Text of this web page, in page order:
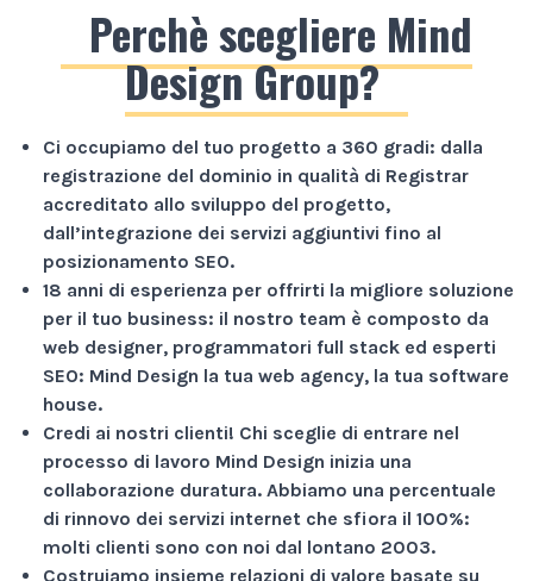
Perchè scegliere Mind
Design Group?
Ci occupiamo del tuo progetto a 360 gradi: dalla
registrazione del dominio in qualità di Registrar
accreditato allo sviluppo del progetto,
dall’integrazione dei servizi aggiuntivi fino al
posizionamento SEO.
18 anni di esperienza per offrirti la migliore soluzione
per il tuo business: il nostro team è composto da
web designer, programmatori full stack ed esperti
SEO: Mind Design la tua web agency, la tua software
house.
Credi ai nostri clienti! Chi sceglie di entrare nel
processo di lavoro Mind Design inizia una
collaborazione duratura. Abbiamo una percentuale
di rinnovo dei servizi internet che sfiora il 100%:
molti clienti sono con noi dal lontano 2003.
Costruiamo insieme relazioni di valore basate su